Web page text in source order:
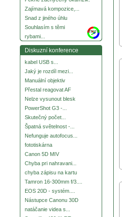
Zajímavá kompozice,...
Snad z jiného úhlu
Souhlasím s těmi
rybami...
more
Diskuzní konference
kabel USB s...
Jaký je rozdíl mezi...
Manuální objektiv
Přestal reagovat AF
Nelze vysunout blesk
PowerShot G3 -...
Skutečný počet...
Špatná světelnost -...
Nefunguje autofocus...
fototiskárna
Canon 5D MIV
Chyba pri nahravani...
chyba zápisu na kartu
Tamron 16-300mm f/3....
EOS 20D - systém....
Nástupce Canonu 30D
natáčanie videa s...